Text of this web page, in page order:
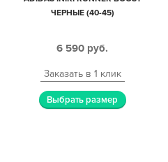
ЧЕРНЫЕ (40-45)
6 590 руб.
Заказать в 1 клик
Выбрать размер